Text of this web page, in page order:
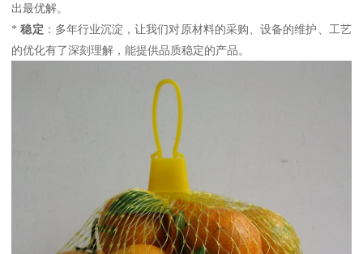
出最优解。
*稳定 ：多年行业沉淀，让我们对原材料的采购、设备的维护、工艺
的优化有了深刻理解，能提供品质稳定的产品。